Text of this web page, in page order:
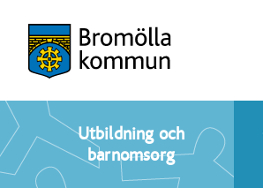
Utbildning och
barnomsorg